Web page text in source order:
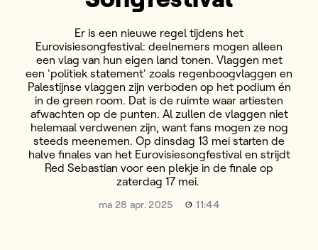
Er is een nieuwe regel tijdens het
Eurovisiesongfestival: deelnemers mogen alleen
een vlag van hun eigen land tonen. Vlaggen met
een 'politiek statement' zoals regenboogvlaggen en
Palestijnse vlaggen zijn verboden op het podium én
in de green room. Dat is de ruimte waar artiesten
afwachten op de punten. Al zullen de vlaggen niet
helemaal verdwenen zijn, want fans mogen ze nog
steeds meenemen. Op dinsdag 13 mei starten de
halve finales van het Eurovisiesongfestival en strijdt
Red Sebastian voor een plekje in de finale op
zaterdag 17 mei.
ma 28 apr. 2025 11:44